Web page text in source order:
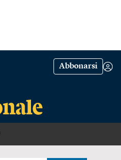
Abbonarsi